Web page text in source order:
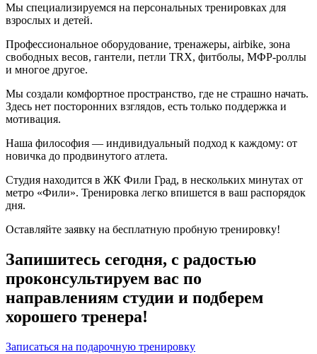
Мы специализируемся на персональных тренировках для
взрослых и детей.
Профессиональное оборудование, тренажеры, airbike, зона
свободных весов, гантели, петли TRX, фитболы, МФР-роллы
и многое другое.
Мы создали комфортное пространство, где не страшно начать.
Здесь нет посторонних взглядов, есть только поддержка и
мотивация.
Наша философия — индивидуальный подход к каждому: от
новичка до продвинутого атлета.
Студия находится в ЖК Фили Град, в нескольких минутах от
метро «Фили». Тренировка легко впишется в ваш распорядок
дня.
Оставляйте заявку на бесплатную пробную тренировку!
Запишитесь сегодня, с радостью
проконсультируем вас по
направлениям студии и подберем
хорошего тренера!
Записаться на подарочную тренировку